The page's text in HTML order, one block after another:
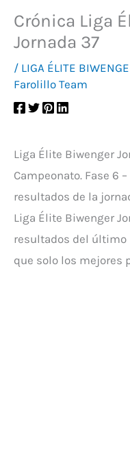
Crónica Liga
Jornada 37
/ LIGA ÉLITE
Farolillo Team
Liga Élite Biwenger
Campeonato. Fase 6
resultados de la
Liga Élite Biwenger
resultados del último
que solo los mejores